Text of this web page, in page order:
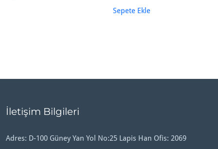
Sepete Ekle
İletişim Bilgileri
Adres: D-100 Güney Yan Yol No:25 Lapis Han Ofis: 2069